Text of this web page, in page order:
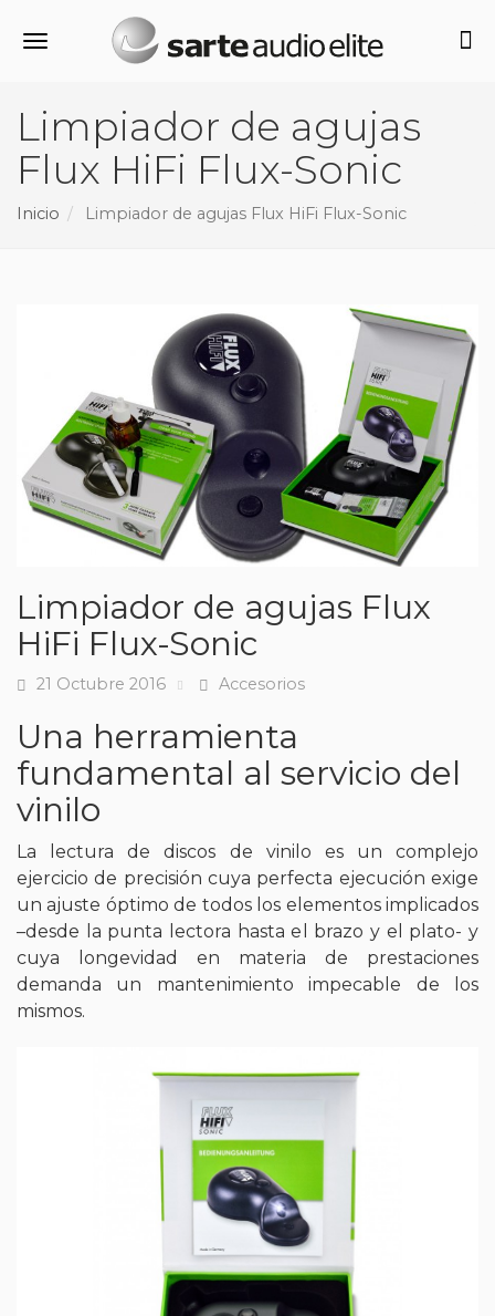
Alternar navegación
Limpiador de agujas
Flux HiFi Flux-Sonic
Inicio Limpiador de agujas Flux HiFi Flux-Sonic
Limpiador de agujas Flux
HiFi Flux-Sonic
Fecha
21 Octubre 2016 Tags
Accesorios
Una herramienta
fundamental al servicio del
vinilo
La lectura de discos de vinilo es un complejo
ejercicio de precisión cuya perfecta ejecución exige
un ajuste óptimo de todos los elementos implicados
–desde la punta lectora hasta el brazo y el plato- y
cuya longevidad en materia de prestaciones
demanda un mantenimiento impecable de los
mismos.